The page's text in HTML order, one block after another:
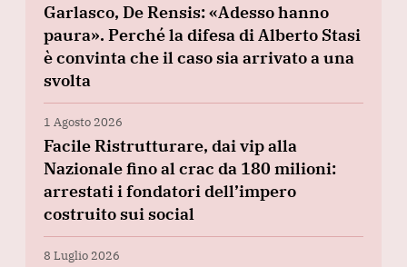
Garlasco, De Rensis: «Adesso hanno
paura». Perché la difesa di Alberto Stasi
è convinta che il caso sia arrivato a una
svolta
1 Agosto 2026
Facile Ristrutturare, dai vip alla
Nazionale fino al crac da 180 milioni:
arrestati i fondatori dell’impero
costruito sui social
8 Luglio 2026